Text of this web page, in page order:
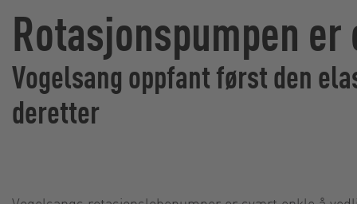
Rotasjonspumpen
Vogelsang oppfant først den
deretter